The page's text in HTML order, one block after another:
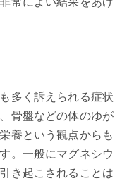
多く訴えられる症状
骨盤などの体のゆが
養という観点からも
。一般にマグネシウ
き起こされることは